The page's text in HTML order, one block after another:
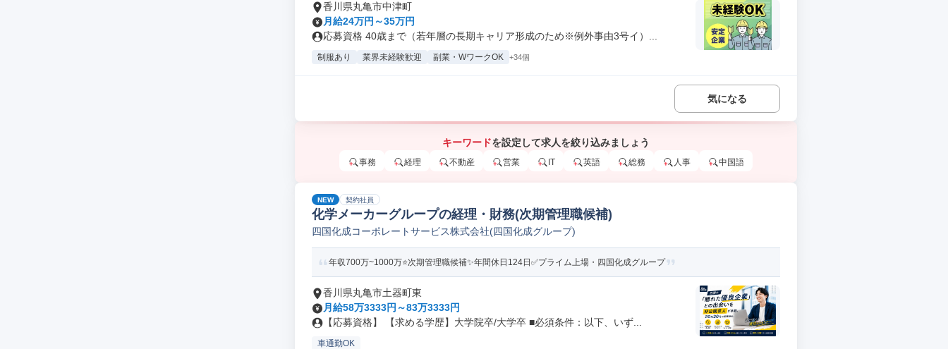
香川県丸亀市中津町
月給24万円～35万円
応募資格 40歳まで（若年層の長期キャリア形成のため※例外事由3号イ）...
制服あり 業界未経験歓迎 副業・WワークOK +34個
気になる
キーワードを設定して求人を絞り込みましょう
事務 経理 不動産 営業 IT 英語 総務 人事 中国語
NEW 契約社員
化学メーカーグループの経理・財務(次期管理職候補)
四国化成コーポレートサービス株式会社(四国化成グループ)
年収700万~1000万⭐次期管理職候補✨年間休日124日✅プライム上場・四国化成グループ
香川県丸亀市土器町東
月給58万3333円～83万3333円
【応募資格】 【求める学歴】大学院卒/大学卒 ■必須条件：以下、いず...
車通勤OK